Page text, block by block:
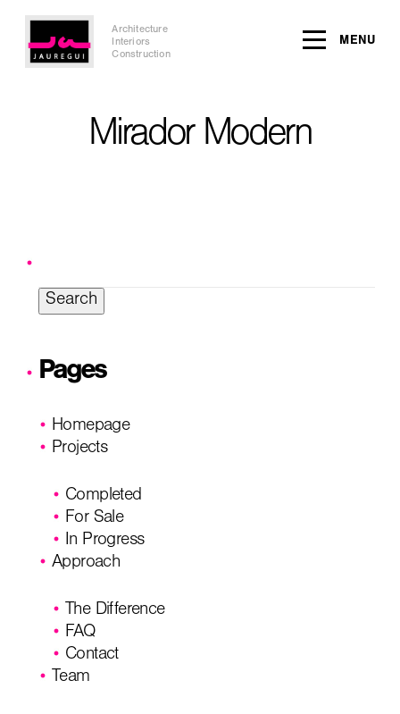
Architecture
Interiors
Construction
MENU
Mirador Modern
Pages
Homepage
Projects
Completed
For Sale
In Progress
Approach
The Difference
FAQ
Contact
Team